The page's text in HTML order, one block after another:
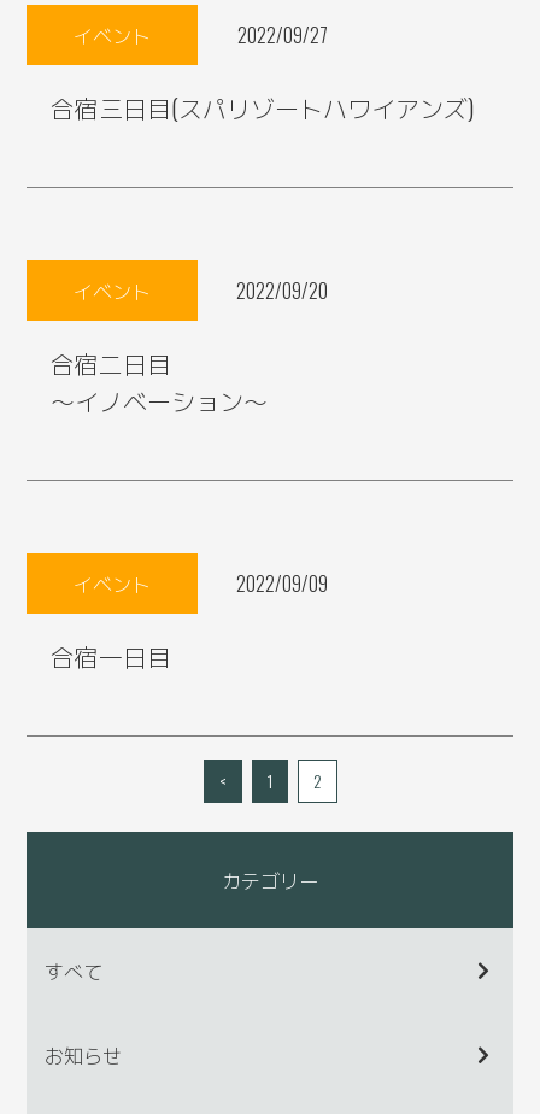
2022/09/27
イベント
合宿三日目(スパリゾートハワイアンズ)
2022/09/20
イベント
合宿二日目
～イノベーション～
2022/09/09
イベント
合宿一日目
< 1 2
カテゴリー
すべて
お知らせ